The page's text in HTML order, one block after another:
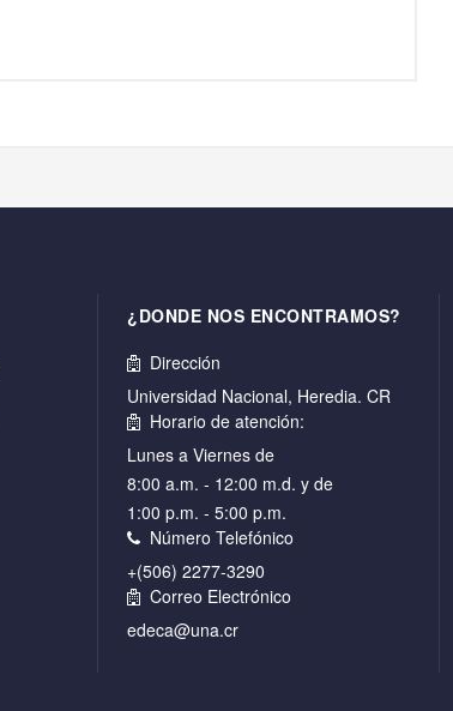
¿DONDE NOS ENCONTRAMOS?
Dirección
Universidad Nacional, Heredia. CR
Horario de atención:
Lunes a Viernes de
8:00 a.m. - 12:00 m.d. y de
1:00 p.m. - 5:00 p.m.
Número Telefónico
+(506) 2277-3290
Correo Electrónico
edeca@una.cr